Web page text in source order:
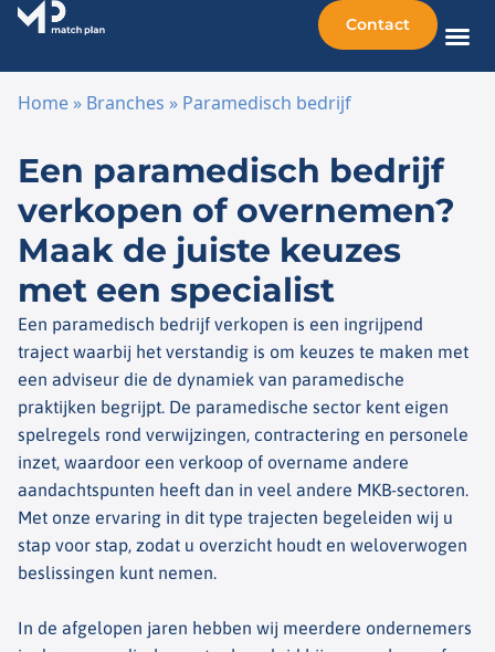
Contact
Home » Branches » Paramedisch bedrijf
Een paramedisch bedrijf
verkopen of overnemen?
Maak de juiste keuzes
met een specialist
Een paramedisch bedrijf verkopen is een ingrijpend
traject waarbij het verstandig is om keuzes te maken met
een adviseur die de dynamiek van paramedische
praktijken begrijpt. De paramedische sector kent eigen
spelregels rond verwijzingen, contractering en personele
inzet, waardoor een verkoop of overname andere
aandachtspunten heeft dan in veel andere MKB-sectoren.
Met onze ervaring in dit type trajecten begeleiden wij u
stap voor stap, zodat u overzicht houdt en weloverwogen
beslissingen kunt nemen.
In de afgelopen jaren hebben wij meerdere ondernemers